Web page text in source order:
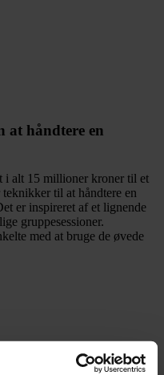
håndtere en
i alt 15 millioner kroner til et
til at håndtere en
er inspireret af et lignende
gruppesessioner.
med at bruge de øvede
af
folkeskolen.dk, og